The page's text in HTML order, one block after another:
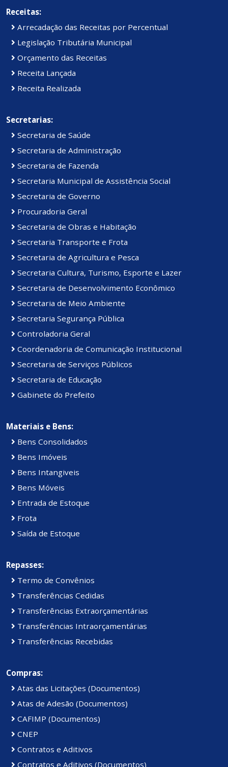
Receitas:
Arrecadação das Receitas por Percentual
Legislação Tributária Municipal
Orçamento das Receitas
Receita Lançada
Receita Realizada
Secretarias:
Secretaria de Saúde
Secretaria de Administração
Secretaria de Fazenda
Secretaria Municipal de Assistência Social
Secretaria de Governo
Procuradoria Geral
Secretaria de Obras e Habitação
Secretaria Transporte e Frota
Secretaria de Agricultura e Pesca
Secretaria Cultura, Turismo, Esporte e Lazer
Secretaria de Desenvolvimento Econômico
Secretaria de Meio Ambiente
Secretaria Segurança Pública
Controladoria Geral
Coordenadoria de Comunicação Institucional
Secretaria de Serviços Públicos
Secretaria de Educação
Gabinete do Prefeito
Materiais e Bens:
Bens Consolidados
Bens Imóveis
Bens Intangiveis
Bens Móveis
Entrada de Estoque
Frota
Saída de Estoque
Repasses:
Termo de Convênios
Transferências Cedidas
Transferências Extraorçamentárias
Transferências Intraorçamentárias
Transferências Recebidas
Compras:
Atas das Licitações (Documentos)
Atas de Adesão (Documentos)
CAFIMP (Documentos)
CNEP
Contratos e Aditivos
Contratos e Aditivos (Documentos)